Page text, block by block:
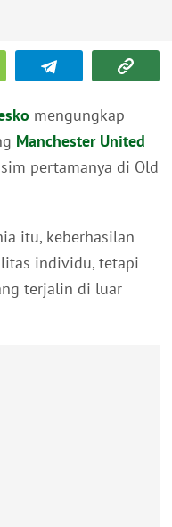
mengungkap
Manchester United
pertamanya di Old
itu, keberhasilan
individu, tetapi
terjalin di luar